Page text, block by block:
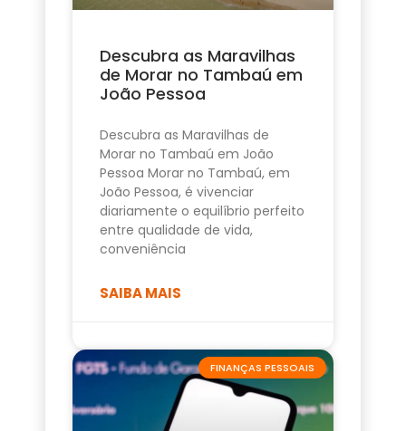
Descubra as Maravilhas
de Morar no Tambaú em
João Pessoa
Descubra as Maravilhas de
Morar no Tambaú em João
Pessoa Morar no Tambaú, em
João Pessoa, é vivenciar
diariamente o equilíbrio perfeito
entre qualidade de vida,
conveniência
SAIBA MAIS
FINANÇAS PESSOAIS